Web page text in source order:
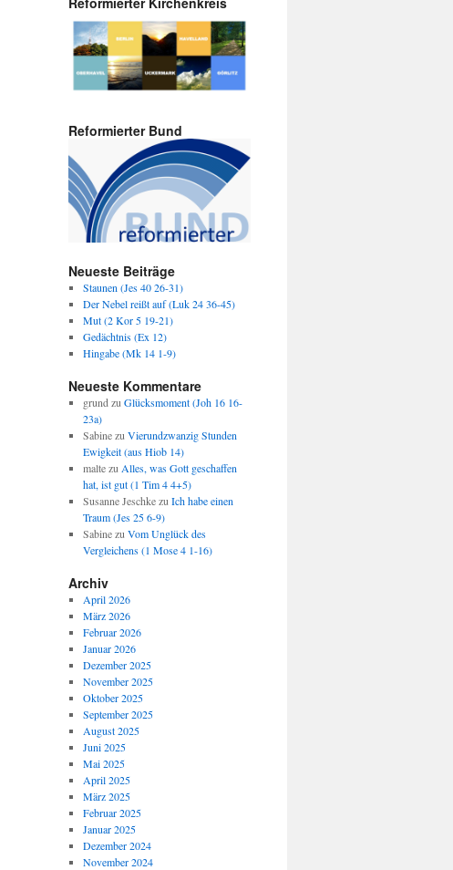
Reformierter Bund
Neueste Beiträge
Staunen (Jes 40 26-31)
Der Nebel reißt auf (Luk 24 36-45)
Mut (2 Kor 5 19-21)
Gedächtnis (Ex 12)
Hingabe (Mk 14 1-9)
Neueste Kommentare
grundzuGlücksmoment (Joh 16 16-
23a)
SabinezuVierundzwanzig Stunden
Ewigkeit (aus Hiob 14)
maltezuAlles, was Gott geschaffen
hat, ist gut (1 Tim 4 4+5)
Susanne JeschkezuIch habe einen
Traum (Jes 25 6-9)
SabinezuVom Unglück des
Vergleichens (1 Mose 4 1-16)
Archiv
April 2026
März 2026
Februar 2026
Januar 2026
Dezember 2025
November 2025
Oktober 2025
September 2025
August 2025
Juni 2025
Mai 2025
April 2025
März 2025
Februar 2025
Januar 2025
Dezember 2024
November 2024